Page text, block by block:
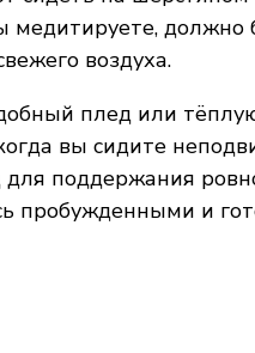
медитируете,
воздуха.
плед или
вы сидите
поддержания
пробужденными и